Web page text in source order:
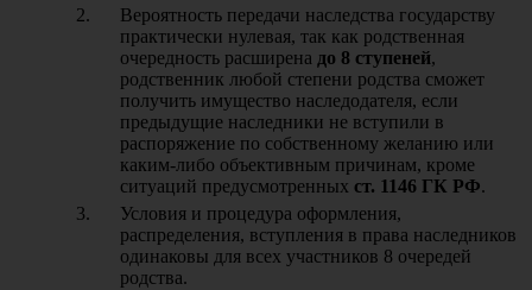
Вероятность передачи наследства государству
практически нулевая, так как родственная
очередность расширена до 8 ступеней,
родственник любой степени родства сможет
получить имущество наследодателя, если
предыдущие наследники не вступили в
распоряжение по собственному желанию или
каким-либо объективным причинам, кроме
ситуаций предусмотренных ст. 1146 ГК РФ.
Условия и процедура оформления,
распределения, вступления в права наследников
одинаковы для всех участников 8 очередей
родства.